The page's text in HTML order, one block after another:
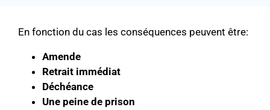
En fonction du cas les conséquences peuvent être:
Amende
Retrait immédiat
Déchéance
Une peine de prison